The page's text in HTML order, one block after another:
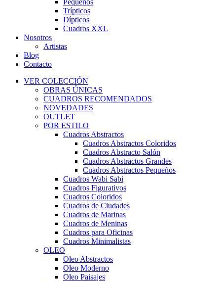
Pequeños
Trípticos
Dípticos
Cuadros XXL
Nosotros
Artistas
Blog
Contacto
VER COLECCIÓN
OBRAS ÚNICAS
CUADROS RECOMENDADOS
NOVEDADES
OUTLET
POR ESTILO
Cuadros Abstractos
Cuadros Abstractos Coloridos
Cuadros Abstracto Salón
Cuadros Abstractos Grandes
Cuadros Abstractos Pequeños
Cuadros Wabi Sabi
Cuadros Figurativos
Cuadros Coloridos
Cuadros de Ciudades
Cuadros de Marinas
Cuadros de Meninas
Cuadros para Oficinas
Cuadros Minimalistas
OLEO
Oleo Abstractos
Oleo Moderno
Oleo Paisajes